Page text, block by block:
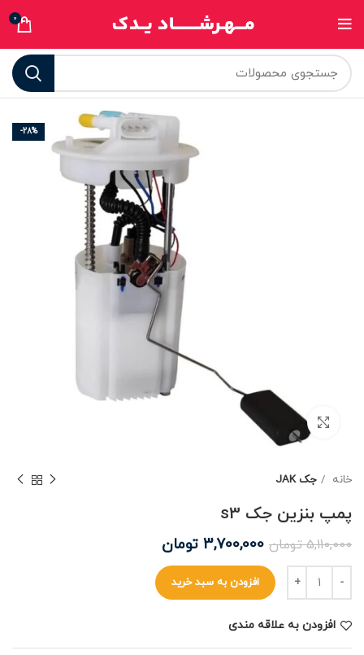
0
-28%
برای بزرگنمایی کلیک کنید
خانه جک JAK
پمپ بنزین جک s3
5,110,000 تومان 3,700,000 تومان
افزودن به سبد خرید
افزودن به علاقه مندی